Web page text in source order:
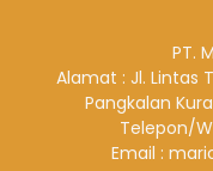
PT.
Alamat : Jl. Lintas
Pangkalan
Telepon/
Email :